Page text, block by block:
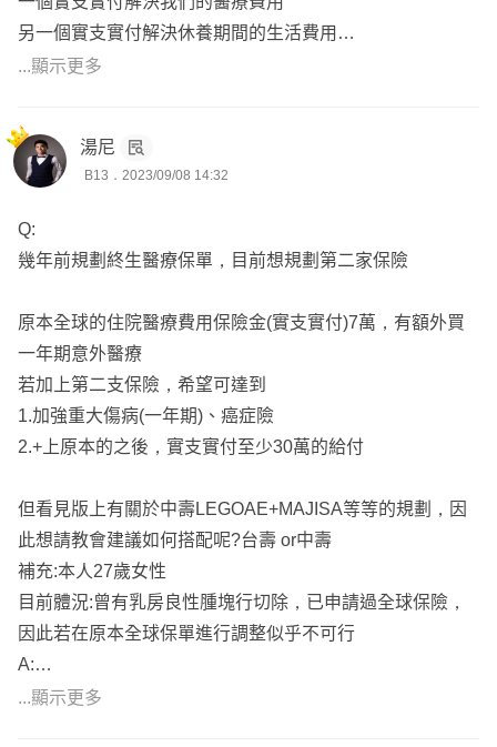
https://finfo.tw/assortments/bd7500704d980c9f
買保險可注意有以下這些保障：
(COVER住院期間的醫療開銷,依照收據金額在限額內花多
少賠多少,雙倍理賠彌補其他不是醫療卻又是必要支出的補
貼)
2.意外/重大燒燙傷
(非疾病 突發 外來 例如八仙塵爆)
(癌症蟬聯35年死因冠軍且支出龐大)
4.重大傷病一次金
(包含癌症,一旦發生可以先給付一筆高額的緊急醫療金)
5.失能照護金(請瑪麗亞的錢 機率最小,但一旦發生時,損失是
最大的支出)
以上是給您的建議，如果想進一步討論或諮詢，請點我頭像
傳送訊息，謝謝您!!
1.死殘保證續保，日額、實支非保證續保
2.實支副本理賠
1. 目前保障缺口：第二家實支、重大傷病、癌症險一次
金、第二家意外、壽險
問一下，理賠是什麼時候申請的
3. 實支可以參考中壽，台壽的商品已經沒有優勢
加在中壽
5. 癌症險、意外險可以附加中壽
6. 建議方案如下，如果沒遇認識的業務員，我可以協助送
件
病險、雙意外險、癌症險(一次金)、失能險(一次金+月扶
金)、壽險
-----------------------------------------------------------------------------------
--------------------------------------------
綜上所述：
建議可以參考中壽的規劃
另一個實支實付解決休養期間的生活費用
https://finfo.tw/assortments/86c2aecf41414efe
規劃的內容如下🔻
付、癌症一次金 療程型治療
安達➡️ 失能一次金、失能月扶金、重大燒燙傷
(以上是初步方案，都可以依據您的需求調整)
—————————————————————
🍔服務於高雄保經代公司
🍔個人財產風險管理師
🍔車險調解及勞保諮詢
🍔勞動法令及稅務傳承
🍔個人自媒體創作者
🍔全台都有提供服務
🍔保險系本科生
🍔如果有任何問題，歡迎一起討論內容
...顯示更多
湯尼
B13．2023/09/08 14:32
Q:
幾年前規劃終生醫療保單，目前想規劃第二家保險
原本全球的住院醫療費用保險金(實支實付)7萬，有額外買
一年期意外醫療
若加上第二支保險，希望可達到
1.加強重大傷病(一年期)、癌症險
2.+上原本的之後，實支實付至少30萬的給付
但看見版上有關於中壽LEGOAE+MAJISA等等的規劃，因
此想請教會建議如何搭配呢?台壽 or中壽
補充:本人27歲女性
目前體況:曾有乳房良性腫塊行切除，已申請過全球保險，
因此若在原本全球保單進行調整似乎不可行
A:
先選中壽投保看看
...顯示更多